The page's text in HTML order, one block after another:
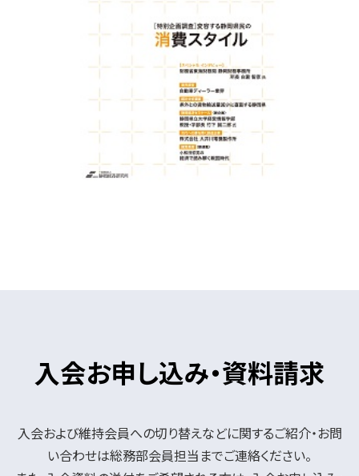
入会お申し込み・資料請求
入会および維持会員への切り替えなどに関するご紹介・お問
い合わせは総務部会員担当までご連絡ください。